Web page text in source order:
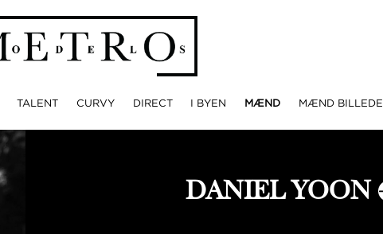
TALENT CURVY DIRECT I BYEN MÆND MÆND BILLEDE
DANIEL YOON